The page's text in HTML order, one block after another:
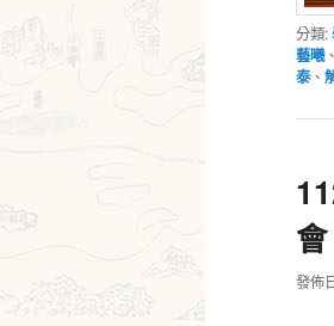
分類:
藝曦、
泰、
會
發佈